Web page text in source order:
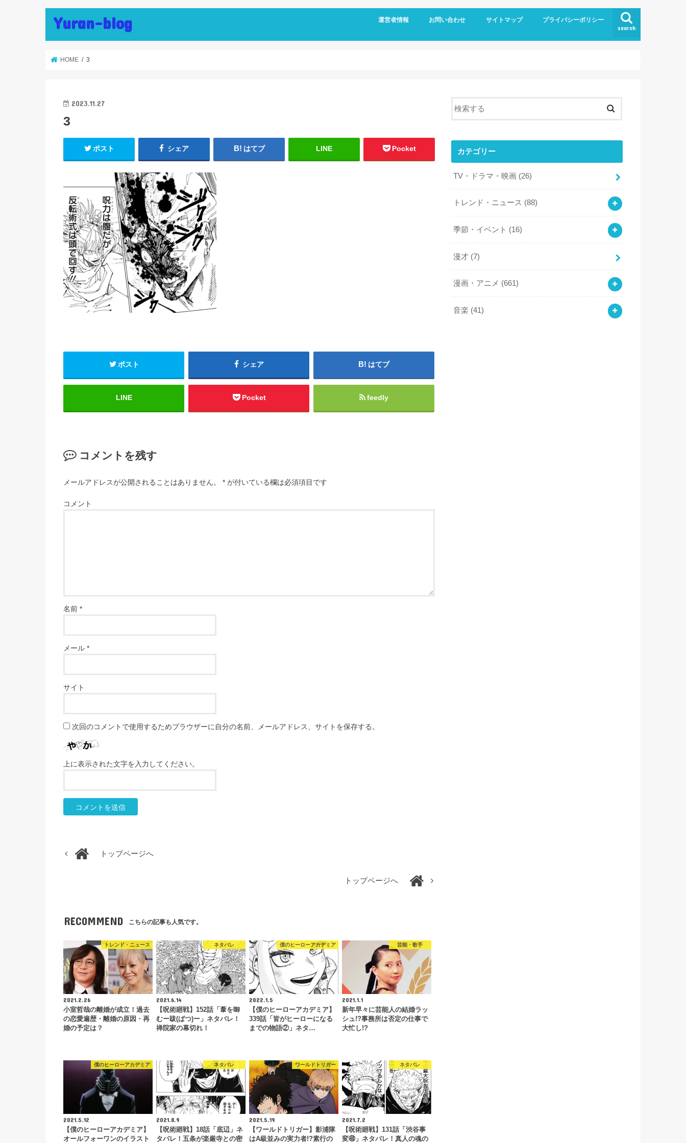
Yuran-blog search
運営者情報 お問い合わせ サイトマップ プライバシーポリシー
HOME 3
2023.11.27
3
ポスト シェア はてブ LINE Pocket
ポスト シェア はてブ
LINE Pocket feedly
コメントを残す
メールアドレスが公開されることはありません。 * が付いている欄は必須項目です
コメント
名前 *
メール *
サイト
次回のコメントで使用するためブラウザーに自分の名前、メールアドレス、サイトを保存する。
上に表示された文字を入力してください。
トップページへ
トップページへ
RECOMMEND こちらの記事も人気です。
トレンド・ニュース
2021.2.26
小室哲哉の離婚が成立！過去
の恋愛遍歴・離婚の原因・再
婚の予定は？
ネタバレ
2021.6.14
【呪術廻戦】152話「葦を啣
むー跋(ばつ)ー」ネタバレ！
禅院家の幕切れ！
僕のヒーローアカデミア
2022.1.5
【僕のヒーローアカデミア】
339話「皆がヒーローになる
までの物語②」ネタ…
芸能・歌手
2021.1.1
新年早々に芸能人の結婚ラッ
シュ!?事務所は否定の仕事で
大忙し!?
僕のヒーローアカデミア
2021.5.12
【僕のヒーローアカデミア】
オールフォーワンのイラスト
ネタバレ
2021.8.9
【呪術廻戦】18話「底辺」ネ
タバレ！五条が楽厳寺との密
ワールドトリガー
2021.5.19
【ワールドトリガー】影浦隊
はA級並みの実力者!?素行の
ネタバレ
2021.7.2
【呪術廻戦】131話「渋谷事
変㊽」ネタバレ！真人の魂の
カテゴリー
TV・ドラマ・映画 (26)
トレンド・ニュース (88)
季節・イベント (16)
漫才 (7)
漫画・アニメ (661)
音楽 (41)